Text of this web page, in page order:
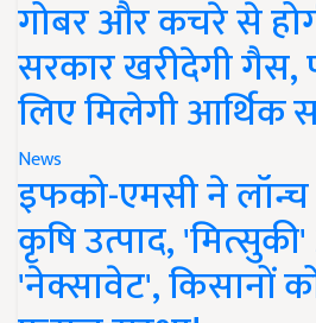
गोबर और कचरे से
सरकार खरीदेगी गैस,
लिए मिलेगी आर्थिक
News
इफको-एमसी ने लॉन्च
कृषि उत्पाद,
'नेक्सावेट', किसानों